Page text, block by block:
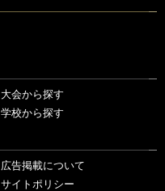
大会から探す
学校から探す
広告掲載について
サイトポリシー